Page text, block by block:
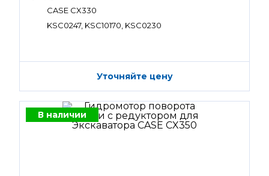
CASE CX330
KSC0247, KSC10170, KSC0230
Уточняйте цену
В наличии